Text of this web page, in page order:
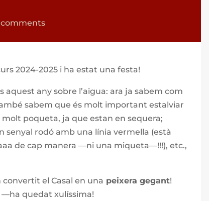
2024-2025 i ha estat una festa!
any sobre l’aigua: ara ja sabem com
sabem que és molt important estalviar
poqueta, ja que estan en sequera;
senyal rodó amb una línia vermella (està
de cap manera —ni una miqueta—!!!), etc.,
convertit el Casal en una peixera gegant!
—ha quedat xulíssima!